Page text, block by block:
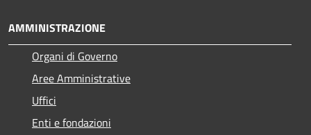
AMMINISTRAZIONE
Organi di Governo
Aree Amministrative
Uffici
Enti e fondazioni